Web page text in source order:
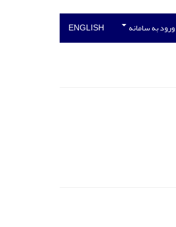
ورود به سامانه ENGLISH